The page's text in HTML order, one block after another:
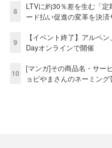
8
LTVに約30％差を生む「
ード払い促進の変革を決済
9
【イベント終了】アルペ
Dayオンラインで開催
10
[マンガ]その商品名・サ
ョピやまさんのネーミング